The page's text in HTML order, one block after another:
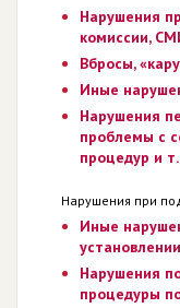
Нарушения
комиссии,
Вбросы,
Иные
Нарушения
проблемы с
процедур и
Нарушения при
Иные
Нарушения
процедуры